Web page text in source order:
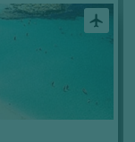
airplanemode_active